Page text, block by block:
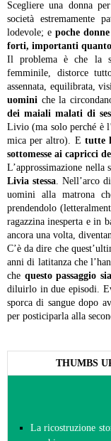
Scegliere una donna
società estremamente
lodevole; epoche
forti, importanti
Il problema è che la
femminile, distorce
assennata, equilibrata,
uomini che la
dei maiali malati di
Livio (ma solo perché è
mica per altro). E tutte
sottomesse ai capricci
L’approssimazione
Livia stessa. Nell’arco di
uomini alla matrona
prendendolo
ragazzina inesperta e in
ancora una volta,
C’è da dire che
anni di latitanza che
che questo passaggio
diluirlo in due episodi.
sporca di sangue dopo
per posticiparla alla
THUMBS
La ricostruzione